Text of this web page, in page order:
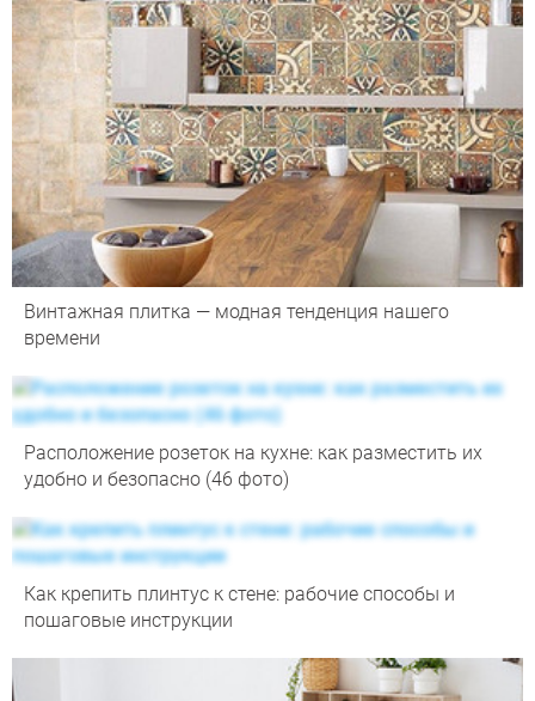
Винтажная плитка — модная тенденция нашего
времени
Расположение розеток на кухне: как разместить их
удобно и безопасно (46 фото)
Как крепить плинтус к стене: рабочие способы и
пошаговые инструкции